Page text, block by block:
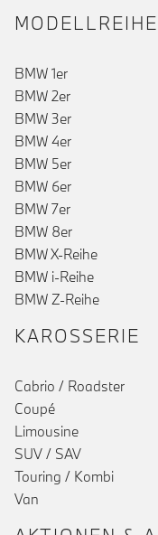
MODELLREIHE
BMW 1er
BMW 2er
BMW 3er
BMW 4er
BMW 5er
BMW 6er
BMW 7er
BMW 8er
BMW X-Reihe
BMW i-Reihe
BMW Z-Reihe
KAROSSERIE
Cabrio / Roadster
Coupé
Limousine
SUV / SAV
Touring / Kombi
Van